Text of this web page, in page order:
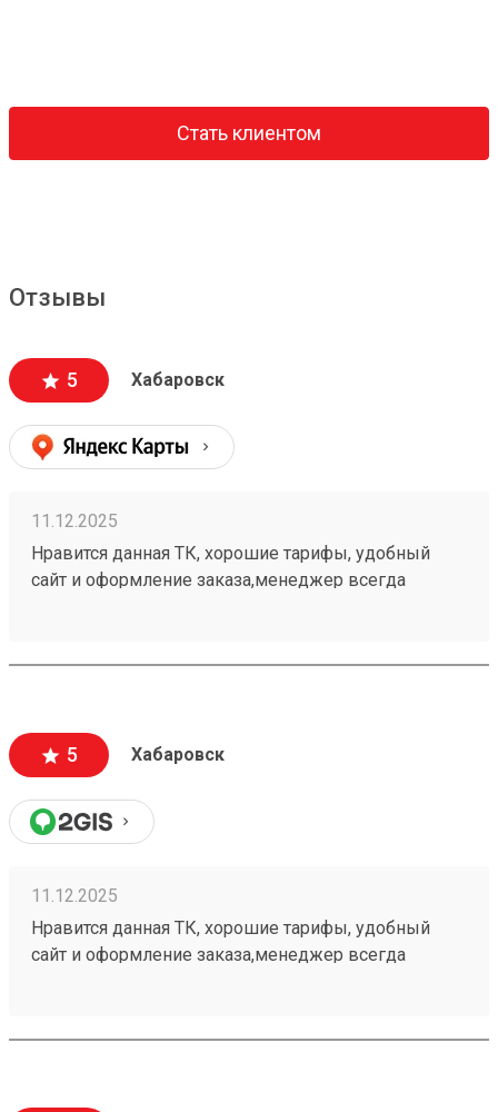
Стать клиентом
Отзывы
5 Хабаровск
11.12.2025
Нравится данная ТК, хорошие тарифы, удобный
сайт и оформление заказа,менеджер всегда
5 Хабаровск
11.12.2025
Нравится данная ТК, хорошие тарифы, удобный
сайт и оформление заказа,менеджер всегда
много, 251049165